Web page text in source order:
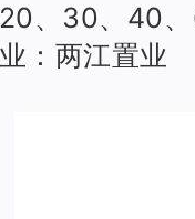
、30、40
：两江置业